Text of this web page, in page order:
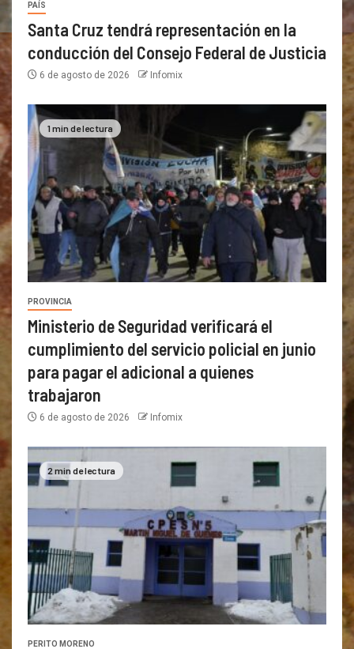
PAÍS
Santa Cruz tendrá representación en la
conducción del Consejo Federal de Justicia
6 de agosto de 2026 Infomix
1 min de lectura
PROVINCIA
Ministerio de Seguridad verificará el
cumplimiento del servicio policial en junio
para pagar el adicional a quienes
trabajaron
6 de agosto de 2026 Infomix
2 min de lectura
PERITO MORENO